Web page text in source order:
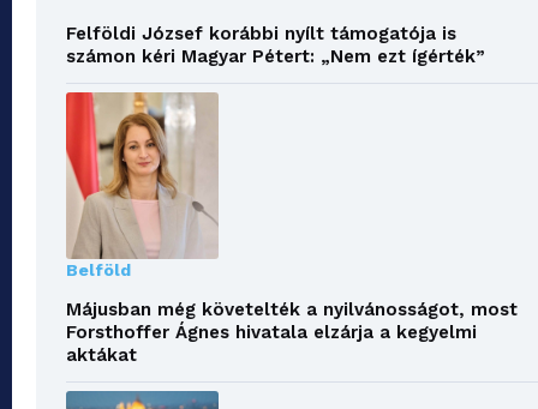
Felföldi József korábbi nyílt támogatója is
számon kéri Magyar Pétert: „Nem ezt ígérték”
Belföld
Májusban még követelték a nyilvánosságot, most
Forsthoffer Ágnes hivatala elzárja a kegyelmi
aktákat